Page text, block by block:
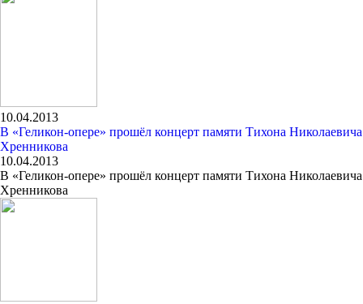
10.04.2013
В «Геликон-опере» прошёл концерт памяти Тихона Николаевича
Хренникова
10.04.2013
В «Геликон-опере» прошёл концерт памяти Тихона Николаевича
Хренникова